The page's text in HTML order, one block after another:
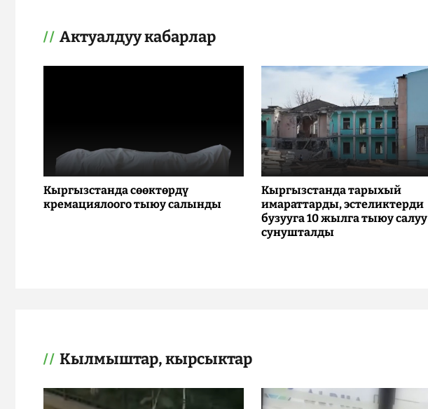
Актуалдуу кабарлар
Кыргызстанда сөөктөрдү
кремациялоого тыюу салынды
Кыргызстанда тарыхый
имараттарды, эстеликтерди
бузууга 10 жылга тыюу салуу
сунушталды
Кылмыштар, кырсыктар